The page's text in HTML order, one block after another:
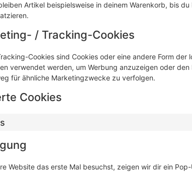
Artikel beispielsweise in deinem Warenkorb, bis
/ Tracking-Cookies
Cookies sind Cookies oder eine andere Form der
verwendet werden, um Werbung anzuzeigen oder
für ähnliche Marketingzwecke zu verfolgen.
Cookies
Website das erste Mal besuchst, zeigen wir dir ein